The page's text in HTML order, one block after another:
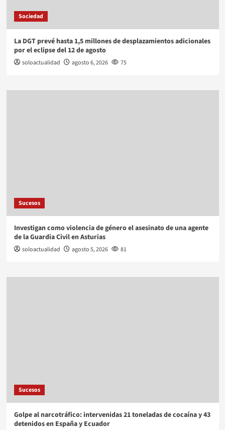
Sociedad
La DGT prevé hasta 1,5 millones de desplazamientos adicionales
por el eclipse del 12 de agosto
soloactualidad agosto 6, 2026 75
Sucesos
Investigan como violencia de género el asesinato de una agente
de la Guardia Civil en Asturias
soloactualidad agosto 5, 2026 81
Sucesos
Golpe al narcotráfico: intervenidas 21 toneladas de cocaína y 43
detenidos en España y Ecuador